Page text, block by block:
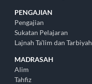
PENGAJIAN
Pengajian
Sukatan Pelajaran
Lajnah Ta’lim dan Tarbiyah
MADRASAH
Alim
Tahfiz